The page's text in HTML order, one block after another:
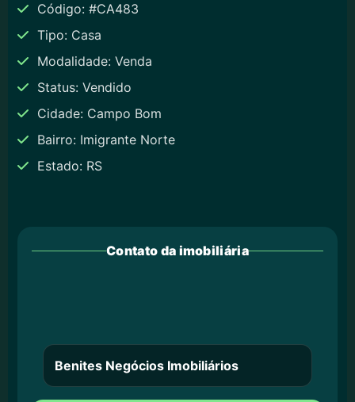
Código: #CA483
Tipo: Casa
Modalidade: Venda
Status: Vendido
Cidade: Campo Bom
Bairro: Imigrante Norte
Estado: RS
Contato da imobiliária
Benites Negócios Imobiliários